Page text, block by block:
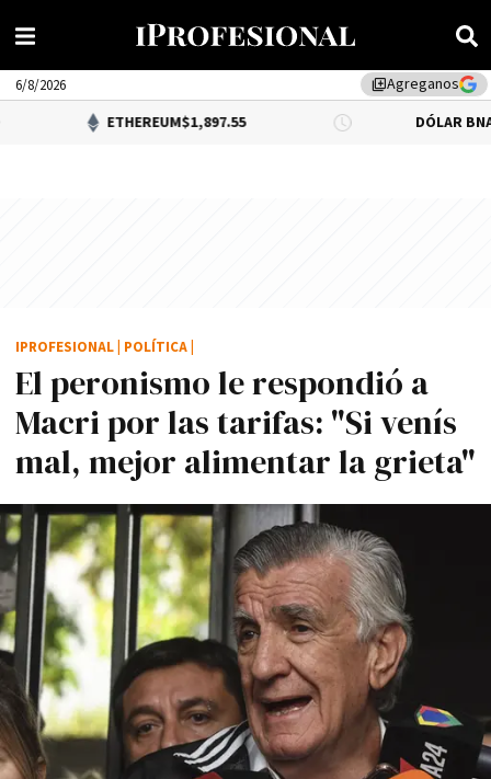
library_addAgreganos
6/8/2026
ETHEREUM$1,897.55 DÓLAR BNA 0.34%
El peronismo le respondió a
Macri por las tarifas: "Si vení­s
mal, mejor alimentar la grieta"
IPROFESIONAL POLÍTICA